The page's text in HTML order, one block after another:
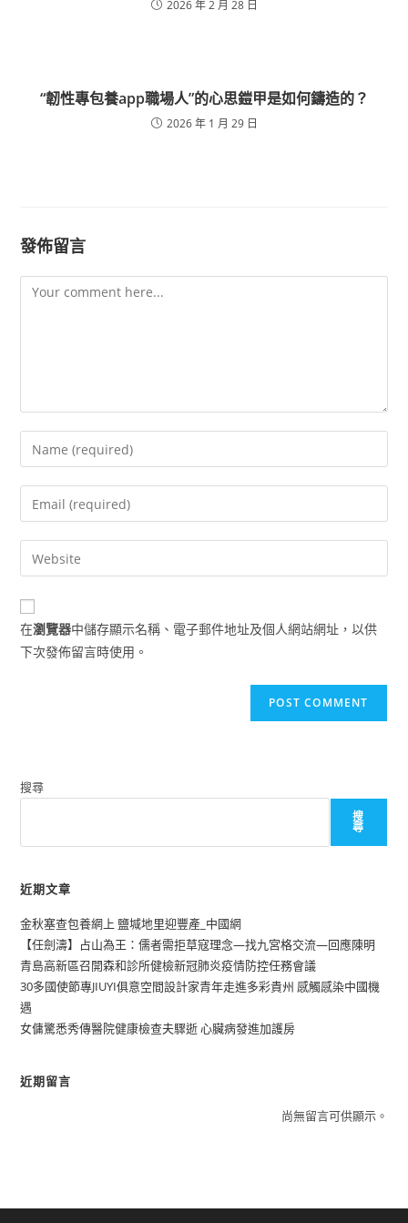
2026 年 2 月 28 日
“韌性專包養app職場人”的心思鎧甲是如何鑄造的？
2026 年 1 月 29 日
發佈留言
Comment
Enter
your
name
comment
Enter
your
email
address
comment
Enter
your
website
URL
(optional)
在瀏覽器中儲存顯示名稱、電子郵件地址及個人網站網址，以供
下次發佈留言時使用。
搜尋
搜
尋
近期文章
金秋塞查包養網上 鹽堿地里迎豐產_中國網
【任劍濤】占山為王：儒者需拒草寇理念—找九宮格交流—回應陳明
青島高新區召開森和診所健檢新冠肺炎疫情防控任務會議
30多國使節專JIUYI俱意空間設計家青年走進多彩貴州 感觸感染中國機
遇
女傭驚悉秀傳醫院健康檢查夫驟逝 心臟病發進加護房
近期留言
尚無留言可供顯示。